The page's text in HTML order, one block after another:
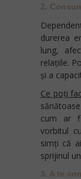
2.
durerea
lung,
relațiile.
și a
Ce poți
cum ar
vorbitul
simți că
sprijinul
3. A te